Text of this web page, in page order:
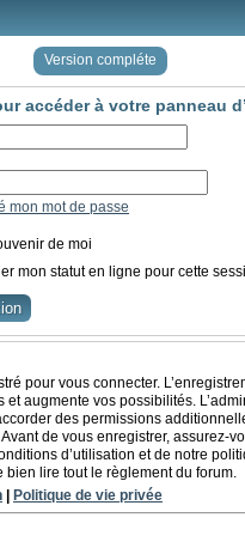
Version compléte
accéder à votre panneau
mon mot de passe
de moi
mon statut en ligne pour cette
pour vous connecter.
augmente vos possibilités.
des permissions
de vous enregistrer, assurez-
d’utilisation et de notre
bien lire tout le règlement du forum.
Politique de vie privée